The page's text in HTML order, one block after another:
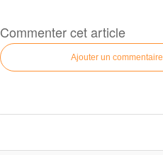
Commenter cet article
Ajouter un commentaire